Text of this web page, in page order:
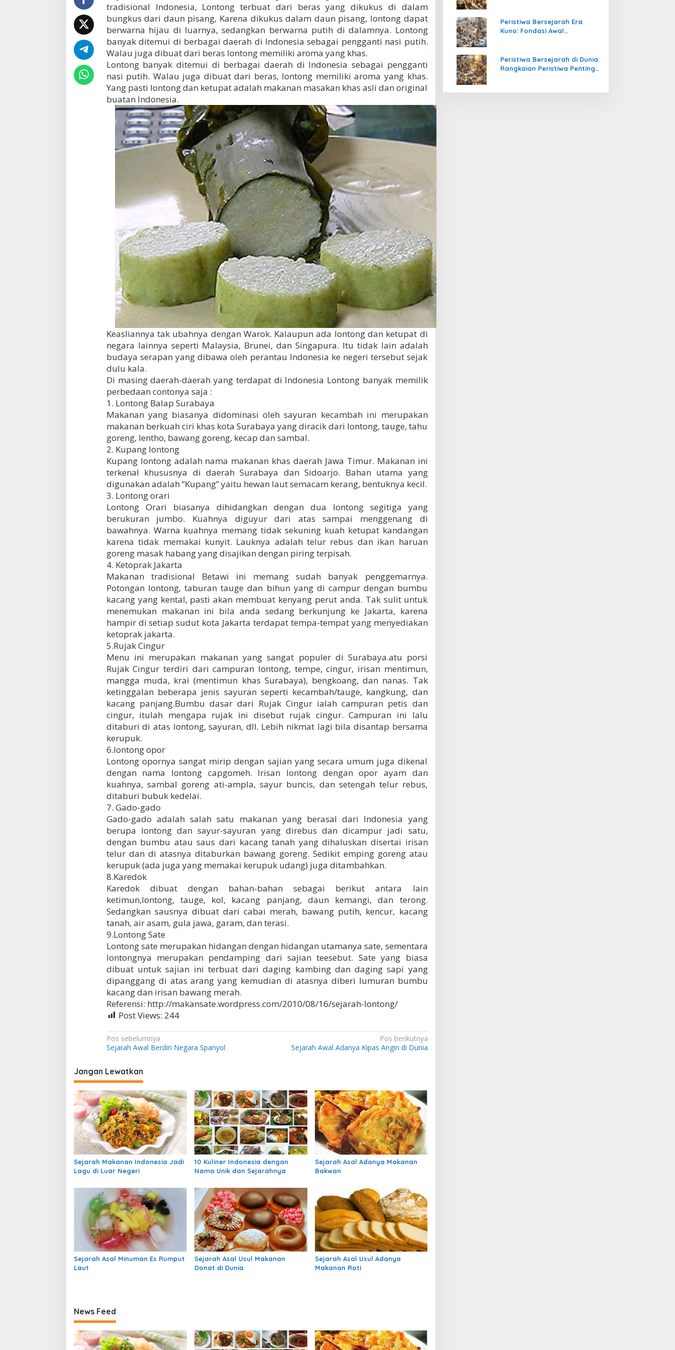
tradisional Indonesia, Lontong terbuat dari beras yang dikukus di dalam
bungkus dari daun pisang, Karena dikukus dalam daun pisang, lontong dapat
berwarna hijau di luarnya, sedangkan berwarna putih di dalamnya. Lontong
banyak ditemui di berbagai daerah di Indonesia sebagai pengganti nasi putih.
Walau juga dibuat dari beras lontong memiliki aroma yang khas.
Lontong banyak ditemui di berbagai daerah di Indonesia sebagai pengganti
nasi putih. Walau juga dibuat dari beras, lontong memiliki aroma yang khas.
Yang pasti lontong dan ketupat adalah makanan masakan khas asli dan original
buatan Indonesia.
Keasliannya tak ubahnya dengan Warok. Kalaupun ada lontong dan ketupat di
negara lainnya seperti Malaysia, Brunei, dan Singapura. Itu tidak lain adalah
budaya serapan yang dibawa oleh perantau Indonesia ke negeri tersebut sejak
dulu kala.
Di masing daerah-daerah yang terdapat di Indonesia Lontong banyak memilik
perbedaan contonya saja :
1. Lontong Balap Surabaya
Makanan yang biasanya didominasi oleh sayuran kecambah ini merupakan
makanan berkuah ciri khas kota Surabaya yang diracik dari lontong, tauge, tahu
goreng, lentho, bawang goreng, kecap dan sambal.
2. Kupang lontong
Kupang lontong adalah nama makanan khas daerah Jawa Timur. Makanan ini
terkenal khususnya di daerah Surabaya dan Sidoarjo. Bahan utama yang
digunakan adalah “Kupang” yaitu hewan laut semacam kerang, bentuknya kecil.
3. Lontong orari
Lontong Orari biasanya dihidangkan dengan dua lontong segitiga yang
berukuran jumbo. Kuahnya diguyur dari atas sampai menggenang di
bawahnya. Warna kuahnya memang tidak sekuning kuah ketupat kandangan
karena tidak memakai kunyit. Lauknya adalah telur rebus dan ikan haruan
goreng masak habang yang disajikan dengan piring terpisah.
4. Ketoprak Jakarta
Makanan tradisional Betawi ini memang sudah banyak penggemarnya.
Potongan lontong, taburan tauge dan bihun yang di campur dengan bumbu
kacang yang kental, pasti akan membuat kenyang perut anda. Tak sulit untuk
menemukan makanan ini bila anda sedang berkunjung ke Jakarta, karena
hampir di setiap sudut kota Jakarta terdapat tempa-tempat yang menyediakan
ketoprak jakarta.
5.Rujak Cingur
Menu ini merupakan makanan yang sangat populer di Surabaya.atu porsi
Rujak Cingur terdiri dari campuran lontong, tempe, cingur, irisan mentimun,
mangga muda, krai (mentimun khas Surabaya), bengkoang, dan nanas. Tak
ketinggalan beberapa jenis sayuran seperti kecambah/tauge, kangkung, dan
kacang panjang.Bumbu dasar dari Rujak Cingur ialah campuran petis dan
cingur, itulah mengapa rujak ini disebut rujak cingur. Campuran ini lalu
ditaburi di atas lontong, sayuran, dll. Lebih nikmat lagi bila disantap bersama
kerupuk.
6.lontong opor
Lontong opornya sangat mirip dengan sajian yang secara umum juga dikenal
dengan nama lontong capgomeh. Irisan lontong dengan opor ayam dan
kuahnya, sambal goreng ati-ampla, sayur buncis, dan setengah telur rebus,
ditaburi bubuk kedelai.
7. Gado-gado
Gado-gado adalah salah satu makanan yang berasal dari Indonesia yang
berupa lontong dan sayur-sayuran yang direbus dan dicampur jadi satu,
dengan bumbu atau saus dari kacang tanah yang dihaluskan disertai irisan
telur dan di atasnya ditaburkan bawang goreng. Sedikit emping goreng atau
kerupuk (ada juga yang memakai kerupuk udang) juga ditambahkan.
8.Karedok
Karedok dibuat dengan bahan-bahan sebagai berikut antara lain
ketimun,lontong, tauge, kol, kacang panjang, daun kemangi, dan terong.
Sedangkan sausnya dibuat dari cabai merah, bawang putih, kencur, kacang
tanah, air asam, gula jawa, garam, dan terasi.
9.Lontong Sate
Lontong sate merupakan hidangan dengan hidangan utamanya sate, sementara
lontongnya merupakan pendamping dari sajian teesebut. Sate yang biasa
dibuat untuk sajian ini terbuat dari daging kambing dan daging sapi yang
dipanggang di atas arang yang kemudian di atasnya diberi lumuran bumbu
kacang dan irisan bawang merah.
Referensi: http://makansate.wordpress.com/2010/08/16/sejarah-lontong/
Post Views: 244
N
a
v
i
g
a
s
i
p
o
Pos sebelumnya
Sejarah Awal Berdiri Negara Spanyol
Pos berikutnya
Sejarah Awal Adanya Kipas Angin di Dunia
Jangan Lewatkan
Sejarah Makanan Indonesia Jadi
Lagu di Luar Negeri
10 Kuliner Indonesia dengan
Nama Unik dan Sejarahnya
Sejarah Asal Adanya Makanan
Bakwan
Sejarah Asal Minuman Es Rumput
Laut
Sejarah Asal Usul Makanan
Donat di Dunia
Sejarah Asal Usul Adanya
Makanan Roti
News Feed
Peristiwa Bersejarah Era
Kuno: Fondasi Awal
Peristiwa Bersejarah di Dunia:
Rangkaian Peristiwa Penting